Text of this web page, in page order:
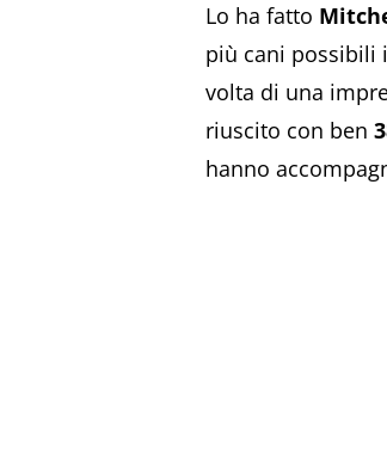
Lo ha fatto
più cani possibili
volta di una
riuscito con ben
hanno